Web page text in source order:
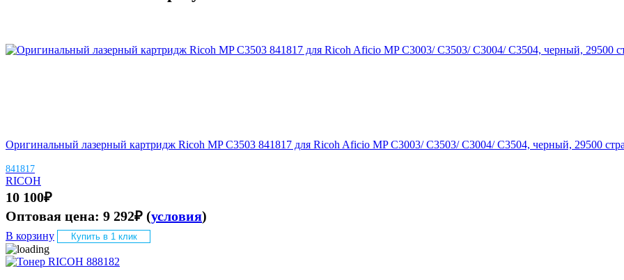
Оригинальный лазерный картридж Ricoh MP C3503 841817 для Ricoh Aficio MP C3003/ C3503/ C3004/ C3504, черный, 29500
841817
RICOH
10 100₽
Оптовая цена: 9 292₽ (условия)
В корзину Купить в 1 клик